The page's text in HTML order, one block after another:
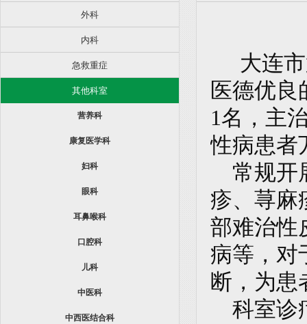
外科
内科
急救重症
其他科室
营养科
康复医学科
妇科
眼科
耳鼻喉科
口腔科
儿科
中医科
中西医结合科
大连
医德优
1名，主
性病患者
常规开
疹、荨麻
部难治性
病等，对
断，为患
科室诊